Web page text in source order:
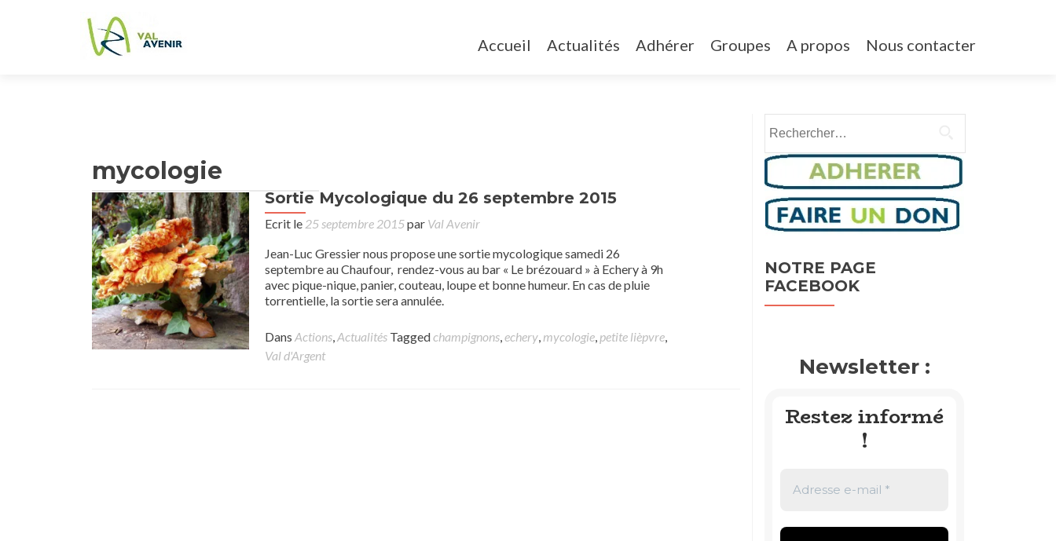
Accueil Actualités Adhérer Groupes A propos Nous contacter
mycologie
Sortie Mycologique du 26 septembre 2015
Ecrit le 25 septembre 2015par Val Avenir
Jean-Luc Gressier nous propose une sortie mycologique samedi 26
septembre au Chaufour, rendez-vous au bar « Le brézouard » à Echery à 9h
avec pique-nique, panier, couteau, loupe et bonne humeur. En cas de pluie
torrentielle, la sortie sera annulée.
Dans Actions,Actualités Taggedchampignons,echery, mycologie, petite lièpvre,
Val d'Argent
NOTRE PAGE
FACEBOOK
Newsletter :
Restez informé
!